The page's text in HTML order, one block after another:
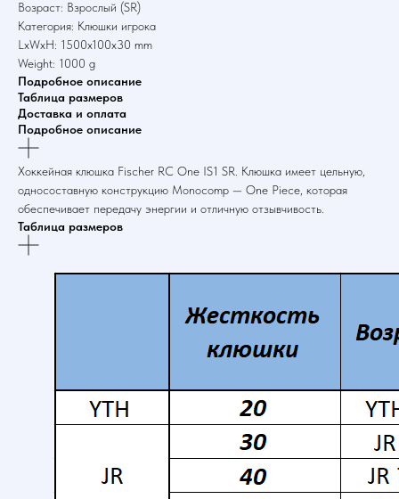
Возраст: Взрослый (SR)
Категория: Клюшки игрока
LxWxH: 1500x100x30 mm
Weight: 1000 g
Подробное описание
Таблица размеров
Доставка и оплата
Подробное описание
Хоккейная клюшка Fischer RC One IS1 SR. Клюшка имеет цельную,
односоставную конструкцию Monocomp — One Piece, которая
обеспечивает передачу энергии и отличную отзывчивость.
Таблица размеров